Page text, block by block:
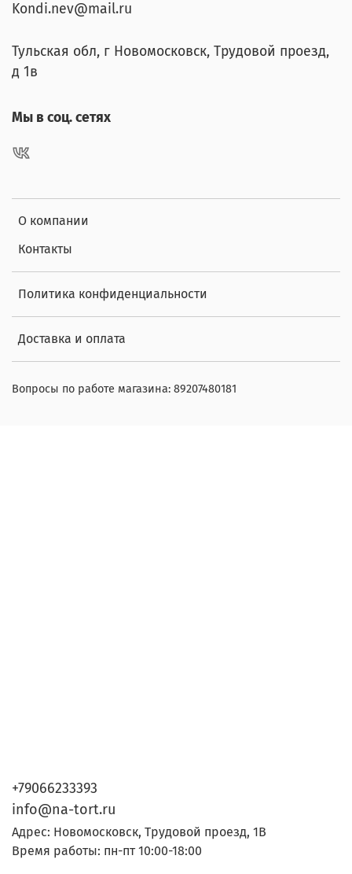
О компании
Контакты
Политика конфиденциальности
Доставка и оплата
Kondi.nev@mail.ru
Тульская обл, г Новомосковск, Трудовой проезд,
д 1в
Мы в соц. сетях
Вопросы по работе магазина: 89207480181
+79066233393
info@na-tort.ru
Адрес: Новомосковск, Трудовой проезд, 1В
Время работы: пн-пт 10:00-18:00